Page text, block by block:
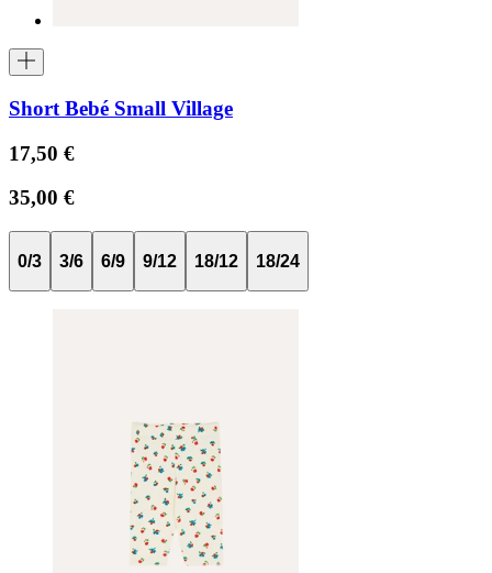
Short Bebé Small Village
17,50 €
35,00 €
0/3 3/6 6/9 9/12 18/12 18/24